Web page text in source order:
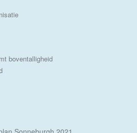
boventalligheid